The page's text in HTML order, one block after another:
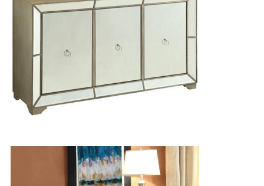
ポ